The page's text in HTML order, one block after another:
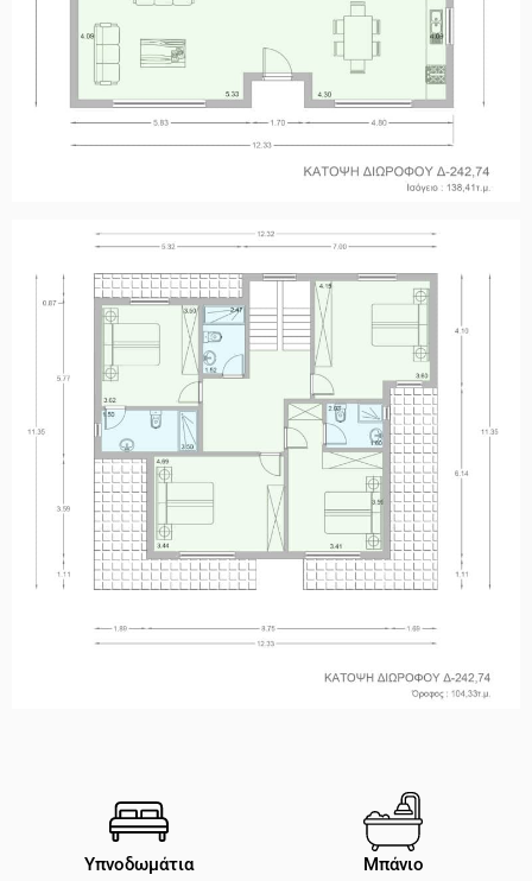
Υπνοδωμάτια
Μπάνιο